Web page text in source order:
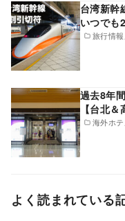
旅行情報
台湾新幹
いつでも
海外ホ
過去8年
【台北＆
よく読まれている